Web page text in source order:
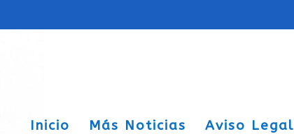
Inicio Más Noticias Aviso Legal